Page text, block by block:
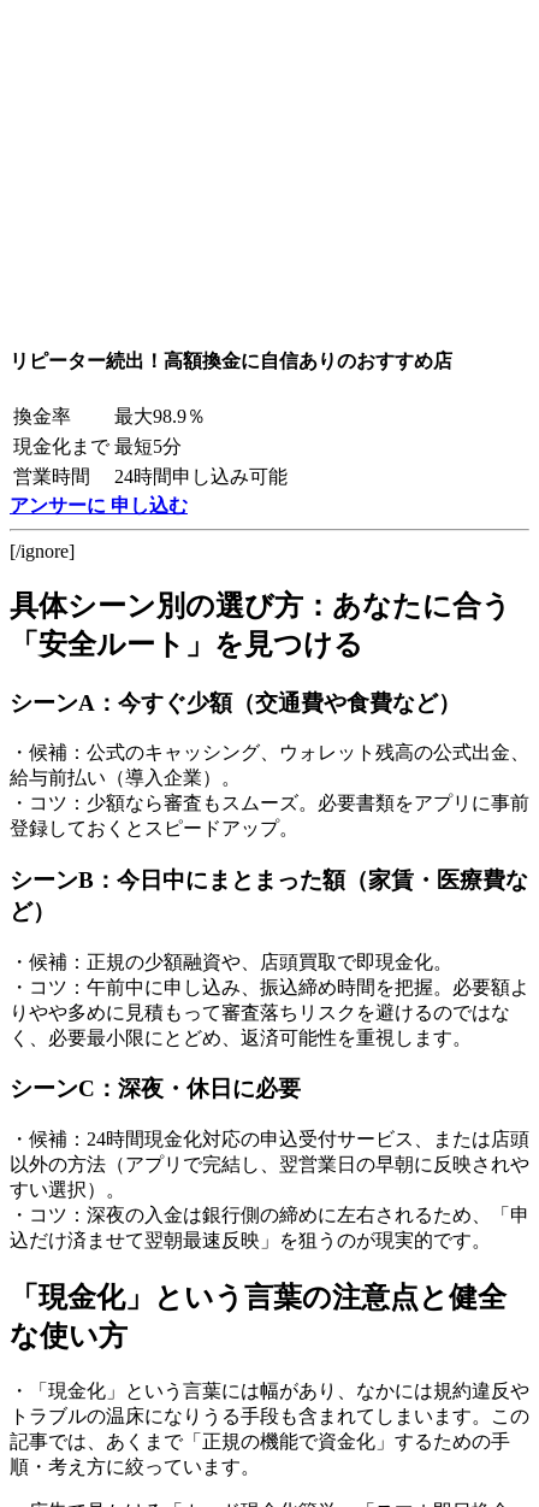
リピーター続出！高額換金に自信ありのおすすめ店
換金率
最大98.9％
現金化まで 最短5分
営業時間
24時間申し込み可能
アンサーに 申し込む
[/ignore]
具体シーン別の選び方：あなたに合う
「安全ルート」を見つける
シーンA：今すぐ少額（交通費や食費など）
・候補：公式のキャッシング、ウォレット残高の公式出金、
給与前払い（導入企業）。
・コツ：少額なら審査もスムーズ。必要書類をアプリに事前
登録しておくとスピードアップ。
シーンB：今日中にまとまった額（家賃・医療費な
ど）
・候補：正規の少額融資や、店頭買取で即現金化。
・コツ：午前中に申し込み、振込締め時間を把握。必要額よ
りやや多めに見積もって審査落ちリスクを避けるのではな
く、必要最小限にとどめ、返済可能性を重視します。
シーンC：深夜・休日に必要
・候補：24時間現金化対応の申込受付サービス、または店頭
以外の方法（アプリで完結し、翌営業日の早朝に反映されや
すい選択）。
・コツ：深夜の入金は銀行側の締めに左右されるため、「申
込だけ済ませて翌朝最速反映」を狙うのが現実的です。
「現金化」という言葉の注意点と健全
な使い方
・「現金化」という言葉には幅があり、なかには規約違反や
トラブルの温床になりうる手段も含まれてしまいます。この
記事では、あくまで「正規の機能で資金化」するための手
順・考え方に絞っています。